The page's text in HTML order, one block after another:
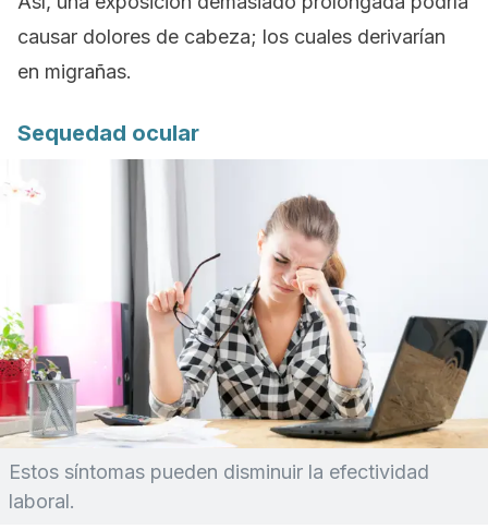
causar dolores de cabeza; los cuales derivarían
en migrañas.
Sequedad ocular
Estos síntomas pueden disminuir la efectividad
laboral.